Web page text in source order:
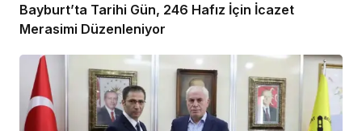
Bayburt’ta Tarihi Gün, 246 Hafız İçin İcazet
Merasimi Düzenleniyor